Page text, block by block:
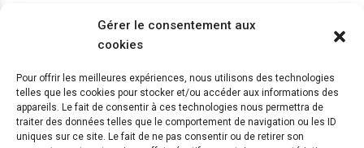
Gérer le consentement aux
cookies
Pour offrir les meilleures expériences, nous utilisons des technologies
telles que les cookies pour stocker et/ou accéder aux informations des
appareils. Le fait de consentir à ces technologies nous permettra de
traiter des données telles que le comportement de navigation ou les ID
uniques sur ce site. Le fait de ne pas consentir ou de retirer son
+33 (0)4 89 15 24 08